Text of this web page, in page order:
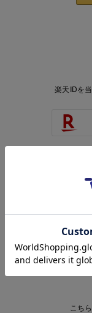
楽天IDを
楽天ID
こち